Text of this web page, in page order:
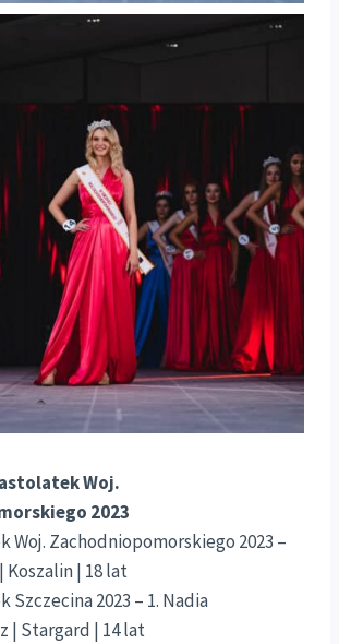
Woj.
2023
Woj. Zachodniopomorskiego 2023 –
Koszalin | 18 lat
Szczecina 2023 – 1. Nadia
| Stargard | 14 lat